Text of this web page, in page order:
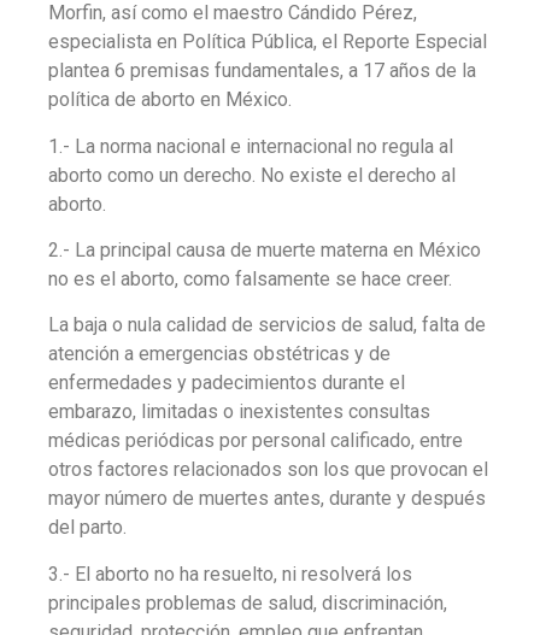
Morfin, así como el maestro Cándido Pérez,
especialista en Política Pública, el Reporte Especial
plantea 6 premisas fundamentales, a 17 años de la
política de aborto en México.
1.- La norma nacional e internacional no regula al
aborto como un derecho. No existe el derecho al
aborto.
2.- La principal causa de muerte materna en México
no es el aborto, como falsamente se hace creer.
La baja o nula calidad de servicios de salud, falta de
atención a emergencias obstétricas y de
enfermedades y padecimientos durante el
embarazo, limitadas o inexistentes consultas
médicas periódicas por personal calificado, entre
otros factores relacionados son los que provocan el
mayor número de muertes antes, durante y después
del parto.
3.- El aborto no ha resuelto, ni resolverá los
principales problemas de salud, discriminación,